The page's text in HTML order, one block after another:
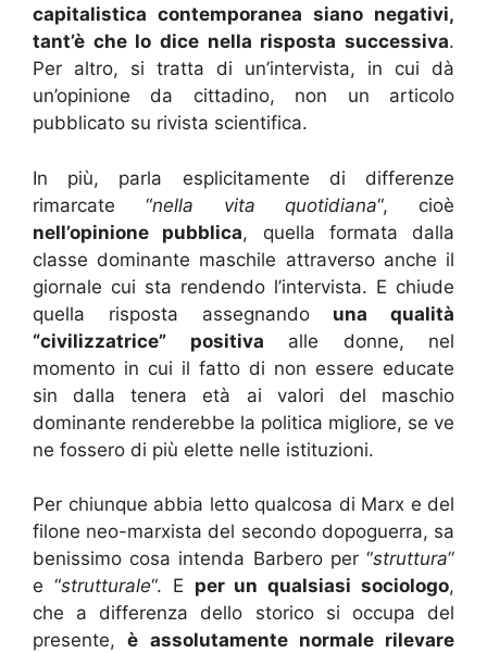
capitalistica contemporanea siano negativi,
tant’è che lo dice nella risposta successiva.
Per altro, si tratta di un’intervista, in cui dà
un’opinione da cittadino, non un articolo
pubblicato su rivista scientifica.
In più, parla esplicitamente di differenze
rimarcate “nella vita quotidiana“, cioè
nell’opinione pubblica, quella formata dalla
classe dominante maschile attraverso anche il
giornale cui sta rendendo l’intervista. E chiude
quella risposta assegnando una qualità
“civilizzatrice” positiva alle donne, nel
momento in cui il fatto di non essere educate
sin dalla tenera età ai valori del maschio
dominante renderebbe la politica migliore, se ve
ne fossero di più elette nelle istituzioni.
Per chiunque abbia letto qualcosa di Marx e del
filone neo-marxista del secondo dopoguerra, sa
benissimo cosa intenda Barbero per “struttura”
e “strutturale“. E per un qualsiasi sociologo,
che a differenza dello storico si occupa del
presente,è assolutamente normale rilevare